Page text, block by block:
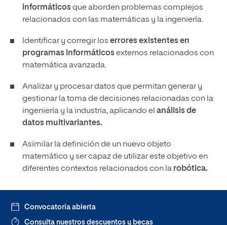
informáticosque aborden problemas complejos
relacionados con las matemáticas y la ingeniería.
Identificar y corregir los errores existentes en
programas informáticosexternos relacionados con
matemática avanzada.
Analizar y procesar datos que permitan generar y
gestionar la toma de decisiones relacionadas con la
ingeniería y la industria, aplicando el análisis de
datos multivariantes.
Asimilar la definición de un nuevo objeto
matemático y ser capaz de utilizar este objetivo en
diferentes contextos relacionados con la robótica.
Convocatoria abierta
Consulta nuestros descuentos y becas